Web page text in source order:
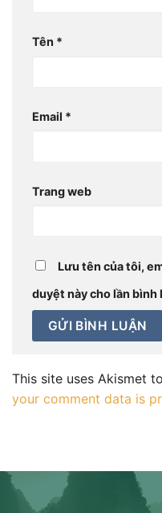
Tên *
Email *
Trang web
Lưu tên của tôi,
duyệt này cho lần bình
This site uses Akismet
your comment data is